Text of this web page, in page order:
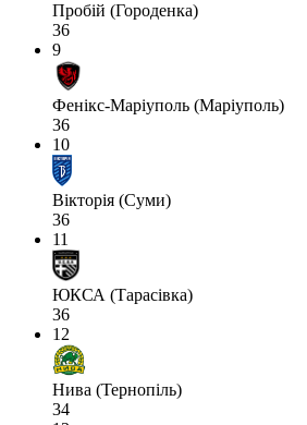
Пробій (Городенка)
36
9
Фенікс-Маріуполь (Маріуполь)
36
10
Вікторія (Суми)
36
11
ЮКСА (Тарасівка)
36
12
Нива (Тернопіль)
34